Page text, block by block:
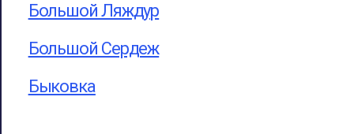
Большой Ляждур
Большой Сердеж
Быковка